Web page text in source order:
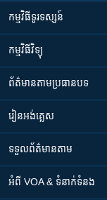
កម្មវិធី​ទូរទស្សន៍
កម្មវិធី​វិទ្យុ
ព័ត៌មាន​តាមប្រធានបទ​
រៀន​​អង់គ្លេស
ទទួល​ព័ត៌មាន​តាម
អំពី​ VOA & ទំនាក់ទំនង